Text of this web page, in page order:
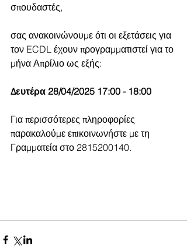
σπουδαστές,
σας ανακοινώνουμε ότι οι εξετάσεις για
τον ECDL έχουν προγραμματιστεί για το
μήνα Απρίλιο ως εξής:
Δευτέρα 28/04/2025 17:00 - 18:00
Για περισσότερες πληροφορίες
παρακαλούμε επικοινωνήστε με τη
Γραμματεία στο 2815200140.